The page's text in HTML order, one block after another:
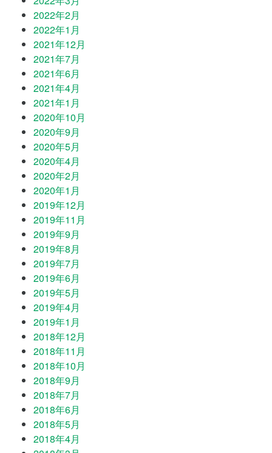
2022年2月
2022年1月
2021年12月
2021年7月
2021年6月
2021年4月
2021年1月
2020年10月
2020年9月
2020年5月
2020年4月
2020年2月
2020年1月
2019年12月
2019年11月
2019年9月
2019年8月
2019年7月
2019年6月
2019年5月
2019年4月
2019年1月
2018年12月
2018年11月
2018年10月
2018年9月
2018年7月
2018年6月
2018年5月
2018年4月